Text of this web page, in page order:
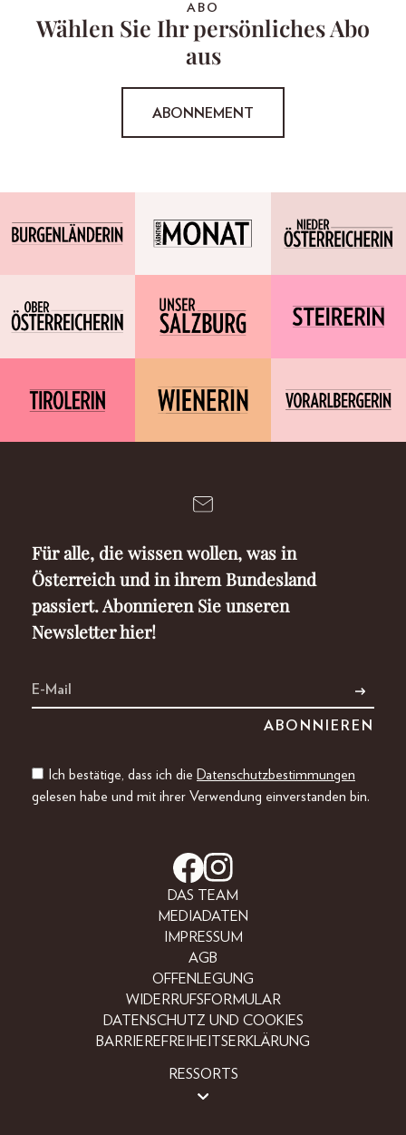
ABO
Wählen Sie Ihr persönliches Abo
aus
ABONNEMENT
Für alle, die wissen wollen, was in
Österreich und in ihrem Bundesland
passiert. Abonnieren Sie unseren
Newsletter hier!
Ich bestätige, dass ich die Datenschutzbestimmungen
gelesen habe und mit ihrer Verwendung einverstanden bin.
DAS TEAM
MEDIADATEN
IMPRESSUM
AGB
OFFENLEGUNG
WIDERRUFSFORMULAR
DATENSCHUTZ UND COOKIES
BARRIEREFREIHEITSERKLÄRUNG
RESSORTS